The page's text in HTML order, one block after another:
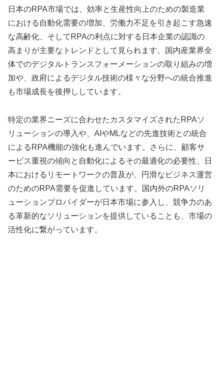
日本のRPA市場では、効率と生産性向上のための製造業
における自動化需要の増加、労働力不足を引き起こす急速
な高齢化、そしてRPAの利点に対する日本企業の認識の
高まりが主要なトレンドとして見られます。国内産業界全
体でのデジタルトランスフォーメーションの取り組みの増
加や、政府によるデジタル技術の様々な分野への統合推進
も市場成長を後押ししています。
特定の業界ニーズに合わせたカスタマイズされたRPAソ
リューションの導入や、AIやMLなどの先進技術との統合
によるRPA機能の強化も進んでいます。さらに、顧客サ
ービス重視の傾向と自動化によるその最適化の必要性、日
本におけるリモートワークの普及が、円滑なビジネス運営
のためのRPA需要を促進しています。国内外のRPAソリ
ューションプロバイダーが日本市場に参入し、競争力のあ
る革新的なソリューションを提供していることも、市場の
活性化に繋がっています。